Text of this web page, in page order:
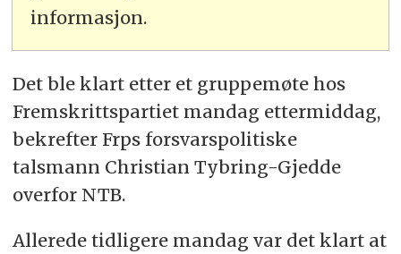
informasjon.
Det ble klart etter et gruppemøte hos
Fremskrittspartiet mandag ettermiddag,
bekrefter Frps forsvarspolitiske
talsmann Christian Tybring-Gjedde
overfor NTB.
Allerede tidligere mandag var det klart at